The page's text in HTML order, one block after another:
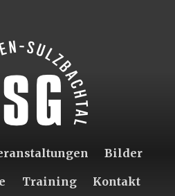
Bilder
Training Kontakt